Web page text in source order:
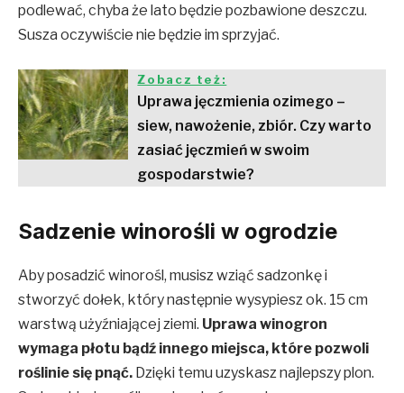
podlewać, chyba że lato będzie pozbawione deszczu.
Susza oczywiście nie będzie im sprzyjać.
Zobacz też:
Uprawa jęczmienia ozimego –
siew, nawożenie, zbiór. Czy warto
zasiać jęczmień w swoim
gospodarstwie?
Sadzenie winorośli w ogrodzie
Aby posadzić winorośl, musisz wziąć sadzonkę i
stworzyć dołek, który następnie wysypiesz ok. 15 cm
warstwą użyźniającej ziemi. Uprawa winogron
wymaga płotu bądź innego miejsca, które pozwoli
roślinie się pnąć. Dzięki temu uzyskasz najlepszy plon.